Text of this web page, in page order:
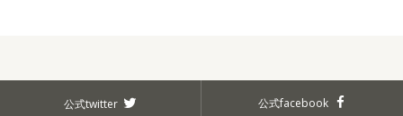
公式twitter 公式facebook